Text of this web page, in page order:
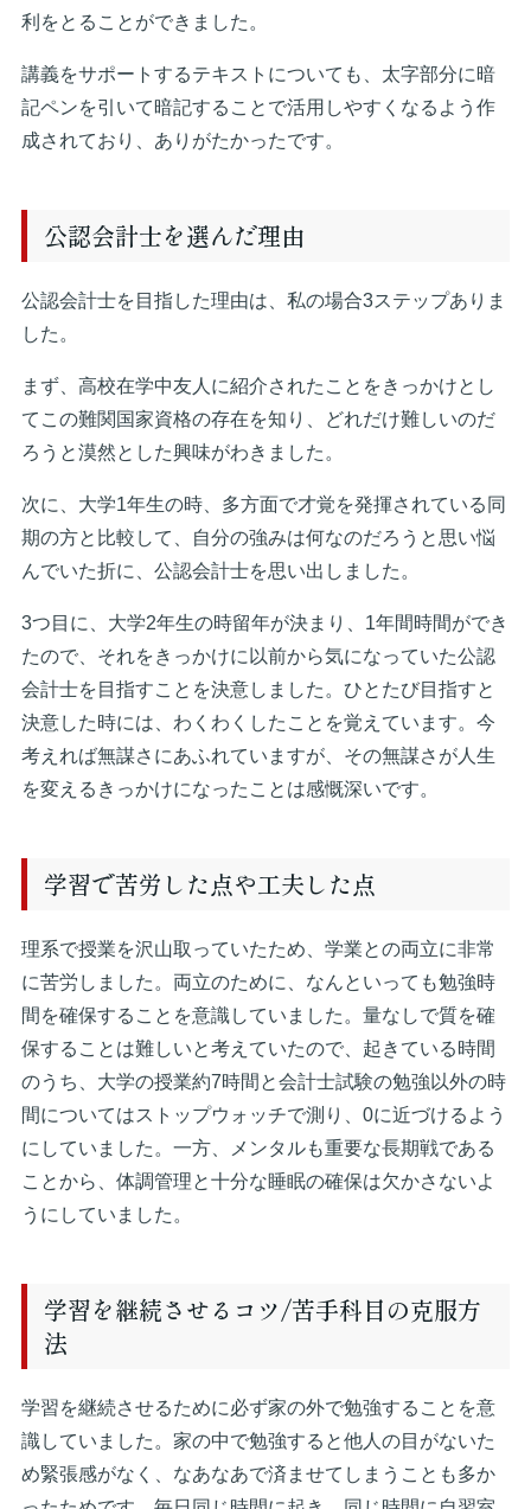
利をとることができました。
講義をサポートするテキストについても、太字部分に暗
記ペンを引いて暗記することで活用しやすくなるよう作
成されており、ありがたかったです。
公認会計士を選んだ理由
公認会計士を目指した理由は、私の場合3ステップありま
した。
まず、高校在学中友人に紹介されたことをきっかけとし
てこの難関国家資格の存在を知り、どれだけ難しいのだ
ろうと漠然とした興味がわきました。
次に、大学1年生の時、多方面で才覚を発揮されている同
期の方と比較して、自分の強みは何なのだろうと思い悩
んでいた折に、公認会計士を思い出しました。
3つ目に、大学2年生の時留年が決まり、1年間時間ができ
たので、それをきっかけに以前から気になっていた公認
会計士を目指すことを決意しました。ひとたび目指すと
決意した時には、わくわくしたことを覚えています。今
考えれば無謀さにあふれていますが、その無謀さが人生
を変えるきっかけになったことは感慨深いです。
学習で苦労した点や工夫した点
理系で授業を沢山取っていたため、学業との両立に非常
に苦労しました。両立のために、なんといっても勉強時
間を確保することを意識していました。量なしで質を確
保することは難しいと考えていたので、起きている時間
のうち、大学の授業約7時間と会計士試験の勉強以外の時
間についてはストップウォッチで測り、0に近づけるよう
にしていました。一方、メンタルも重要な長期戦である
ことから、体調管理と十分な睡眠の確保は欠かさないよ
うにしていました。
学習を継続させるコツ/苦手科目の克服方
法
学習を継続させるために必ず家の外で勉強することを意
識していました。家の中で勉強すると他人の目がないた
め緊張感がなく、なあなあで済ませてしまうことも多か